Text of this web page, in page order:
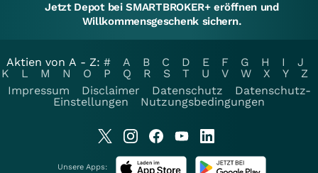
Jetzt Depot bei SMARTBROKER+ eröffnen und
Willkommensgeschenk sichern.
Aktien von A - Z: # A B C D E F G H I
J
K
L M N O P Q R S T U V W X Y
Z
Impressum
Disclaimer Datenschutz
Datenschutz-
Einstellungen
Nutzungsbedingungen
Unsere Apps: